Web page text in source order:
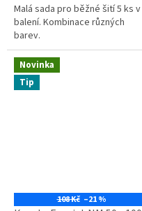
Malá sada pro běžné šití 5 ks v
balení. Kombinace různých
barev.
Novinka
Tip
108 Kč –21 %